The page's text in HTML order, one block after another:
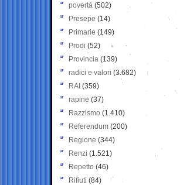
povertà (502)
Presepe (14)
Primarie (149)
Prodi (52)
Provincia (139)
radici e valori (3.682)
RAI (359)
rapine (37)
Razzismo (1.410)
Referendum (200)
Regione (344)
Renzi (1.521)
Repetto (46)
Rifiuti (84)